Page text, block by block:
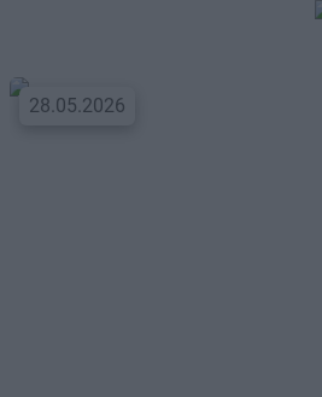
28.05.2026